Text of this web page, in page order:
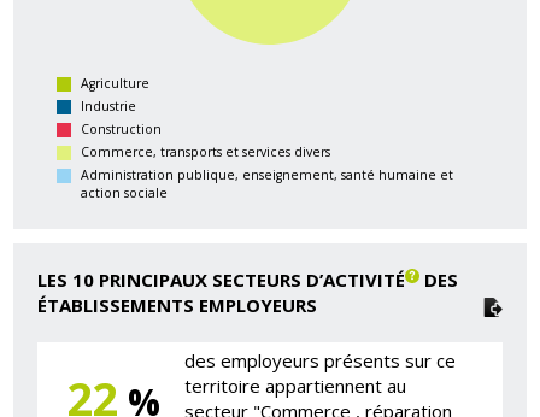
Agriculture
Industrie
Construction
Commerce, transports et services divers
Administration publique, enseignement, santé humaine et
action sociale
LES 10 PRINCIPAUX SECTEURS D’ACTIVITÉ
DES
ÉTABLISSEMENTS EMPLOYEURS
22 %
des employeurs présents sur ce
territoire appartiennent au
secteur "Commerce , réparation